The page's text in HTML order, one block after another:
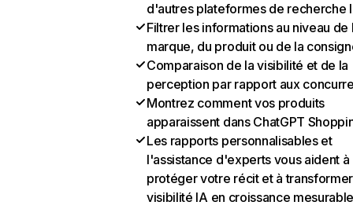
d'autres plateformes de recherche
Filtrer les informations au niveau de
marque, du produit ou de la
Comparaison de la visibilité et de la
perception par rapport aux
Montrez comment vos produits
apparaissent dans ChatGPT
Les rapports personnalisables et
l'assistance d'experts vous aident à
protéger votre récit et à
visibilité IA en croissance